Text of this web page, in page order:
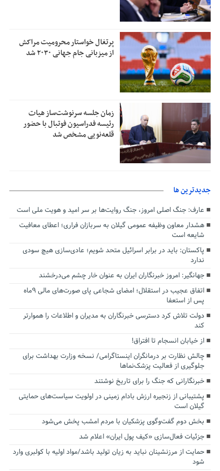
پرتغال خواستار محرومیت مراکش
از میزبانی جام جهانی ۲۰۳۰ شد
زمان جلسه سرنوشت‌ساز هیات
رئیسه فدراسیون فوتبال با حضور
قلعه‌نویی مشخص شد
جديدترين ها
عارف: جنگ اصلی امروز، جنگ روایت‌ها بر سر امید و هویت ملی است
هشدار معاون وظیفه عمومی گیلان به سربازان فراری؛ اعطای معافیت
شایعه است
پاکستان: باید در برابر اسرائیل متحد شویم؛ عادی‌سازی هیچ سودی
ندارد
جهانگیر: امروز خبرنگاران ایران به عنوان خار چشم می‌درخشند
اتفاق عجیب در استقلال؛ امضای شجاعی پای صورت‌های مالی ٩ماه
پس از استعفا
دولت تلاش کرد دسترسی خبرنگاران به مدیران و اطلاعات را هموارتر
کند
از خیابان انسجام تا افتراق!
چالش نظارت بر درمانگران اینستاگرامی/ نسخه وزارت بهداشت برای
جلوگیری از فعالیت پزشک‌نماها
خبرنگارانی که جنگ را برای تاریخ نوشتند
پشتیبانی از زنجیره ارزش بادام زمینی در اولویت سیاست‌های حمایتی
گیلان است
بخش دوم گفت‌وگوی پزشکیان با مردم امشب پخش می‌شود
جزئیات فعال‌سازی «کیف پول ایران» اعلام شد
حمایت از مرزنشینان نباید به زیان تولید باشد/مواد اولیه با کولبری وارد
شود